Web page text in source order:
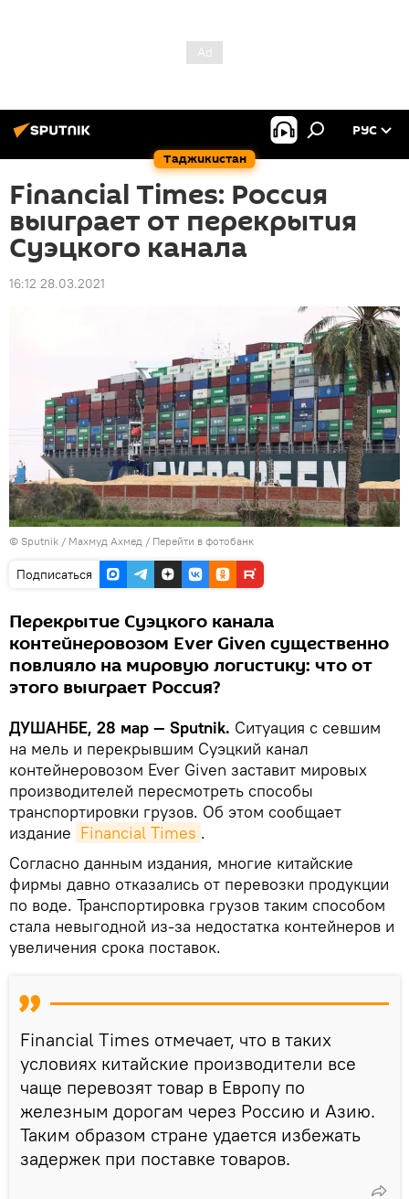
Таджикистан
РУС
Financial Times: Россия
выиграет от перекрытия
Суэцкого канала
16:12 28.03.2021
© Sputnik / Махмуд Ахмед / Перейти в фотобанк
Подписаться
Перекрытие Суэцкого канала
контейнеровозом Ever Given существенно
повлияло на мировую логистику: что от
этого выиграет Россия?
ДУШАНБЕ, 28 мар — Sputnik. Ситуация с севшим
на мель и перекрывшим Суэцкий канал
контейнеровозом Ever Given заставит мировых
производителей пересмотреть способы
транспортировки грузов. Об этом сообщает
издание Financial Times .
Согласно данным издания, многие китайские
фирмы давно отказались от перевозки продукции
по воде. Транспортировка грузов таким способом
стала невыгодной из-за недостатка контейнеров и
увеличения срока поставок.
Financial Times отмечает, что в таких
условиях китайские производители все
чаще перевозят товар в Европу по
железным дорогам через Россию и Азию.
Таким образом стране удается избежать
задержек при поставке товаров.